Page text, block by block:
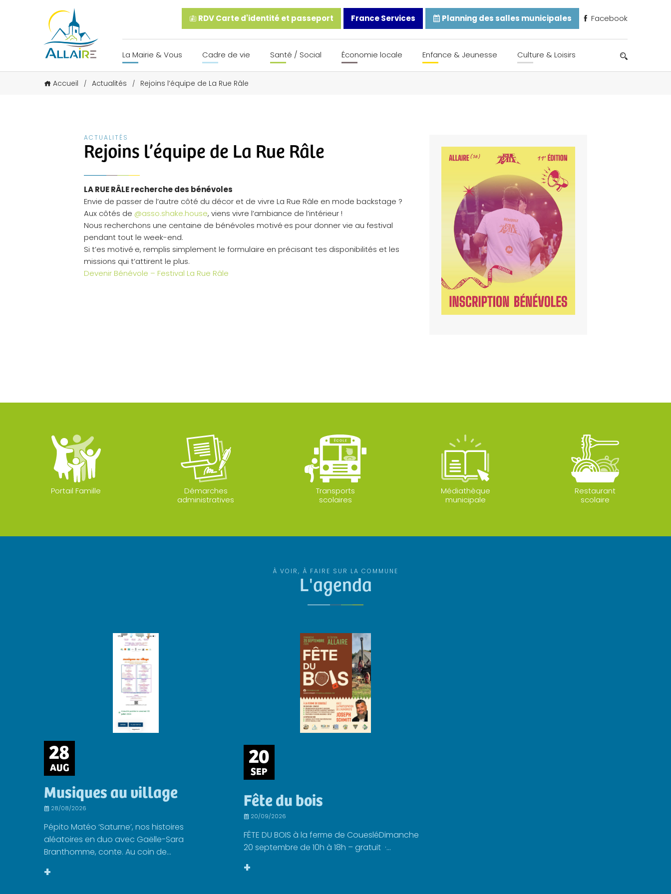
RDV Carte d'identité et passeport France Services Planning des salles municipales Facebook
La Mairie & Vous Cadre de vie Santé / Social Économie locale Enfance & Jeunesse Culture & Loisirs
Accueil / Actualités / Rejoins l’équipe de La Rue Râle
ACTUALITÉS
Rejoins l’équipe de La Rue Râle
LA RUE RÂLE recherche des bénévoles
Envie de passer de l’autre côté du décor et de vivre La Rue Râle en mode backstage ?
Aux côtés de @asso.shake.house, viens vivre l’ambiance de l’intérieur !
Nous recherchons une centaine de bénévoles motivé·es pour donner vie au festival
pendant tout le week-end.
Si t’es motivé·e, remplis simplement le formulaire en précisant tes disponibilités et les
missions qui t’attirent le plus.
Devenir Bénévole – Festival La Rue Râle
Portail Famille
Démarches
administratives
Transports
scolaires
Médiathèque
municipale
Restaurant
scolaire
À VOIR, À FAIRE SUR LA COMMUNE
L'agenda
28
AUG
Musiques au village
28/08/2026
Pépito Matéo ‘Saturne’, nos histoires
aléatoires en duo avec Gaëlle-Sara
Branthomme, conte. Au coin de...
+
20
SEP
Fête du bois
20/09/2026
FÊTE DU BOIS à la ferme de CouesléDimanche
20 septembre de 10h à 18h – gratuit ·...
+